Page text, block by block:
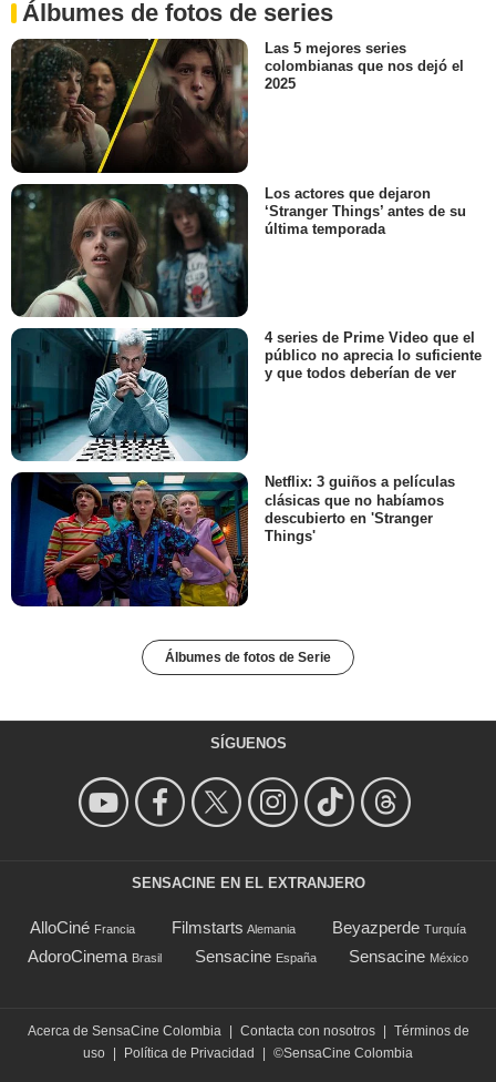
Álbumes de fotos de series
Las 5 mejores series
colombianas que nos dejó el
2025
Los actores que dejaron
‘Stranger Things’ antes de su
última temporada
4 series de Prime Video que el
público no aprecia lo suficiente
y que todos deberían de ver
Netflix: 3 guiños a películas
clásicas que no habíamos
descubierto en 'Stranger
Things'
Álbumes de fotos de Serie
SÍGUENOS
SENSACINE EN EL EXTRANJERO
AlloCiné Francia Filmstarts Alemania Beyazperde Turquía
AdoroCinema Brasil Sensacine España Sensacine México
Acerca de SensaCine Colombia | Contacta con nosotros | Términos de
uso | Política de Privacidad | ©SensaCine Colombia